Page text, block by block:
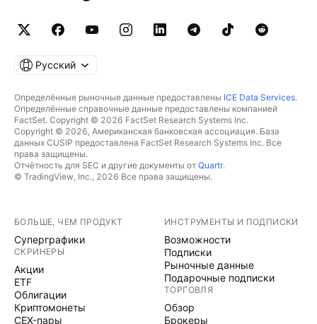
Русский
Определённые рыночные данные предоставлены ICE Data Services.
Определённые справочные данные предоставлены компанией
FactSet. Copyright © 2026 FactSet Research Systems Inc.
Copyright © 2026, Американская банковская ассоциация. База
данных CUSIP предоставлена FactSet Research Systems Inc. Все
права защищены.
Отчётность для SEC и другие документы от Quartr.
© TradingView, Inc., 2026 Все права защищены.
БОЛЬШЕ, ЧЕМ ПРОДУКТ
Суперграфики
СКРИНЕРЫ
Акции
ETF
Облигации
Криптомонеты
CEX-пары
ИНСТРУМЕНТЫ И ПОДПИСКИ
Возможности
Подписки
Рыночные данные
Подарочные подписки
ТОРГОВЛЯ
Обзор
Брокеры